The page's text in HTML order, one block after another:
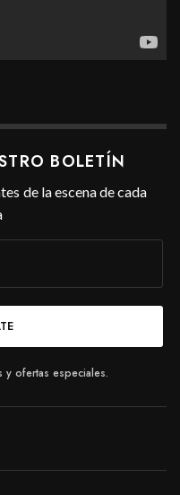
BOLETÍN
de la escena de cada
y ofertas especiales.